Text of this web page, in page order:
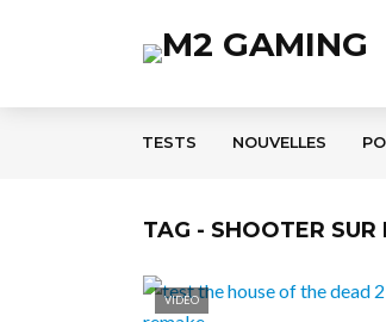
TESTS NOUVELLES
TAG - SHOOTER SUR
VIDÉO